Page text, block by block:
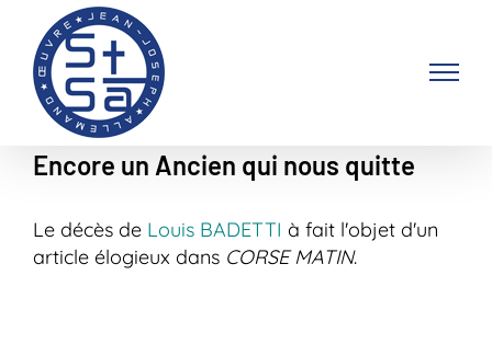
contenu
Encore un Ancien qui nous quitte
Le décès de Louis BADETTI à fait l'objet d'un
article élogieux dans CORSE MATIN.